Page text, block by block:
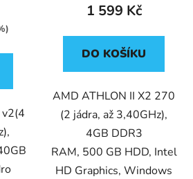
1 599 Kč
DO KOŠÍKU
AMD ATHLON II X2 270
(2 jádra, až 3,40GHz),
4GB DDR3
RAM, 500 GB HDD, Intel
HD Graphics, Windows